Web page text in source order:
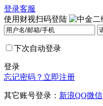
登录客服
使用财视扫码登陆
下次自动登录
登录
忘记密码？ 立即注册
其它账号登录： 新浪QQ微信